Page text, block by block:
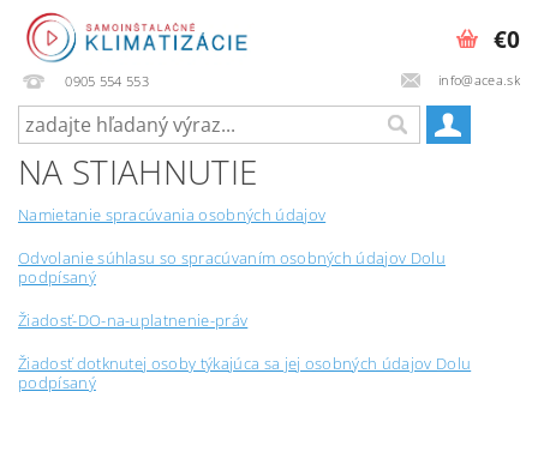
0905 554 553 info@acea.sk
€0
NA STIAHNUTIE
Namietanie spracúvania osobných údajov
Odvolanie súhlasu so spracúvaním osobných údajov Dolu
podpísaný
Žiadosť-DO-na-uplatnenie-práv
Žiadosť dotknutej osoby týkajúca sa jej osobných údajov Dolu
podpísaný